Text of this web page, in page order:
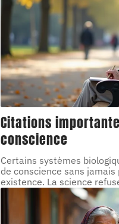
Citations
conscience
Certains systèmes
de conscience sans
existence. La science